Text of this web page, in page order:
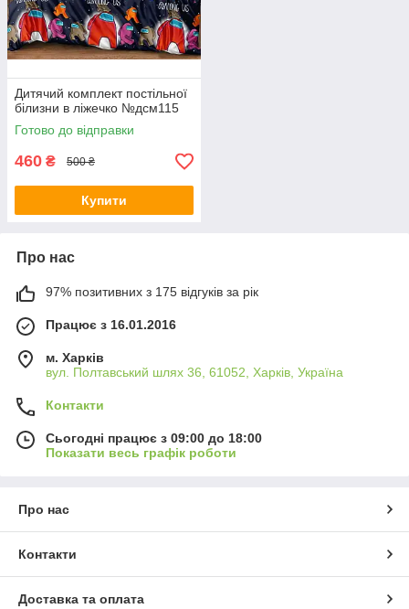
Дитячий комплект постільної
білизни в ліжечко №дсм115
Готово до відправки
460 ₴ 500 ₴
Купити
Про нас
97% позитивних з 175 відгуків за рік
Працює з 16.01.2016
м. Харків
вул. Полтавський шлях 36, 61052, Харків, Україна
Контакти
Сьогодні працює з 09:00 до 18:00
Показати весь графік роботи
Про нас
Контакти
Доставка та оплата